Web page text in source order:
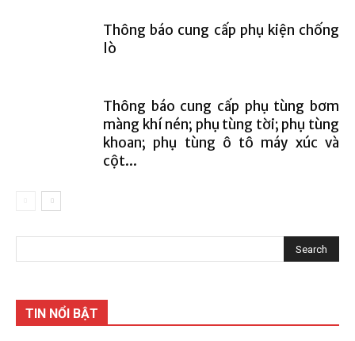
Thông báo cung cấp phụ kiện chống
lò
Thông báo cung cấp phụ tùng bơm
màng khí nén; phụ tùng tời; phụ tùng
khoan; phụ tùng ô tô máy xúc và
cột...
TIN NỔI BẬT